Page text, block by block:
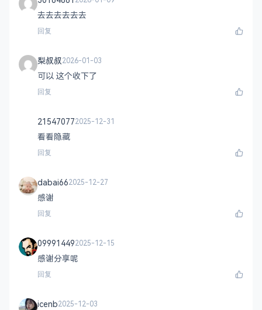
去去去去去去
回复
梨叔叔2026-01-03
可以 这个收下了
回复
215470772025-12-31
看看隐藏
回复
dabai662025-12-27
感谢
回复
099914492025-12-15
感谢分享呢
回复
icenb2025-12-03